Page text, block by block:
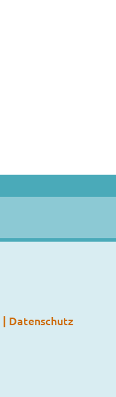
| Datenschutz